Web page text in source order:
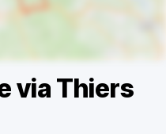
via Thiers